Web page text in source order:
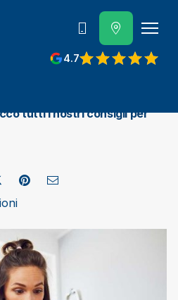
4.7
View reviews on Google
800 202 662
tutti i nostri consigli per
Facebook
su X/Twitter
Condividi su Pinterest
Invia come e-mail